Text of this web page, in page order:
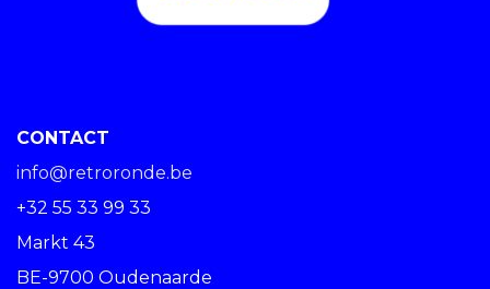
CONTACT
info@retroronde.be
+32 55 33 99 33
Markt 43
BE-9700 Oudenaarde